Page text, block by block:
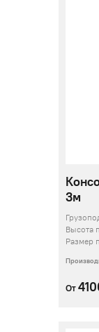
3м
Высота
Размер
От